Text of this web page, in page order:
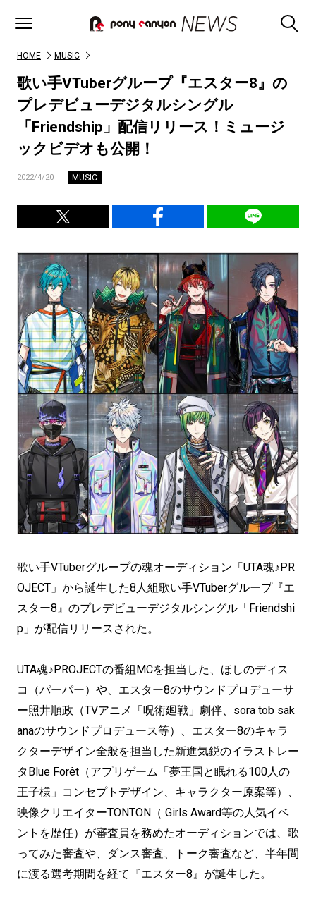
HOME MUSIC
歌い手VTuberグループ『エスター8』の
プレデビューデジタルシングル
「Friendship」配信リリース！ミュージ
ックビデオも公開！
2022/4/20 MUSIC
歌い手VTuberグループの魂オーディション「UTA魂♪PR
OJECT」から誕生した8人組歌い手VTuberグループ『エ
スター8』のプレデビューデジタルシングル「Friendshi
p」が配信リリースされた。
UTA魂♪PROJECTの番組MCを担当した、ほしのディス
コ（パーパー）や、エスター8のサウンドプロデューサ
ー照井順政（TVアニメ「呪術廻戦」劇伴、sora tob sak
anaのサウンドプロデュース等）、エスター8のキャラ
クターデザイン全般を担当した新進気鋭のイラストレー
タBlue Forêt（アプリゲーム「夢王国と眠れる100人の
王子様」コンセプトデザイン、キャラクター原案等）、
映像クリエイターTONTON（ Girls Award等の人気イベ
ントを歴任）が審査員を務めたオーディションでは、歌
ってみた審査や、ダンス審査、トーク審査など、半年間
に渡る選考期間を経て『エスター8』が誕生した。